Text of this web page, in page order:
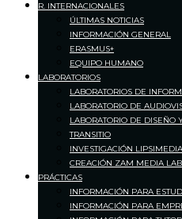
R. INTERNACIONALES
ÚLTIMAS NOTICIAS
INFORMACIÓN GENERAL
ERASMUS+
EQUIPO HUMANO
LABORATORIOS
LABORATORIOS DE
LABORATORIO DE
LABORATORIO DE DISEÑO
TRANSITIO
INVESTIGACIÓN LIPSIMEDIA
CREACIÓN ZAM MEDIA LAB
PRÁCTICAS
INFORMACIÓN PARA
INFORMACIÓN PARA